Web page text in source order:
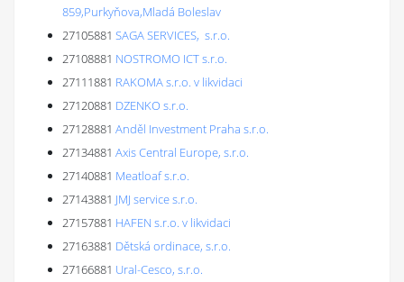
859,Purkyňova,Mladá Boleslav
27105881 SAGA SERVICES, s.r.o.
27108881 NOSTROMO ICT s.r.o.
27111881 RAKOMA s.r.o. v likvidaci
27120881 DZENKO s.r.o.
27128881 Anděl Investment Praha s.r.o.
27134881 Axis Central Europe, s.r.o.
27140881 Meatloaf s.r.o.
27143881 JMJ service s.r.o.
27157881 HAFEN s.r.o. v likvidaci
27163881 Dětská ordinace, s.r.o.
27166881 Ural-Cesco, s.r.o.